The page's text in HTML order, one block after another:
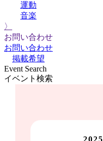
運動
音楽
〉
お問い合わせ
お問い合わせ
掲載希望
Event Search
イベント検索
2025